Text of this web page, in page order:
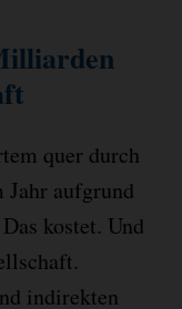
quer durch
Jahr aufgrund
kostet. Und
indirekten